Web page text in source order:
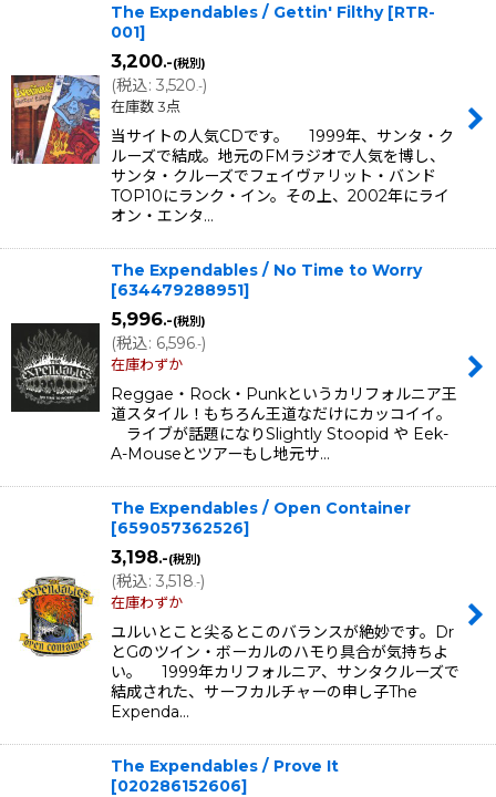
The Expendables / Gettin' Filthy [RTR-
001]
3,200.-(税別)
(税込: 3,520.-)
在庫数 3点
当サイトの人気CDです。 1999年、サンタ・ク
ルーズで結成。地元のFMラジオで人気を博し、
サンタ・クルーズでフェイヴァリット・バンド
TOP10にランク・イン。その上、2002年にライ
オン・エンタ…
The Expendables / No Time to Worry
[634479288951]
5,996.-(税別)
(税込: 6,596.-)
在庫わずか
Reggae・Rock・Punkというカリフォルニア王
道スタイル！もちろん王道なだけにカッコイイ。
ライブが話題になりSlightly Stoopid や Eek-
A-Mouseとツアーもし地元サ…
The Expendables / Open Container
[659057362526]
3,198.-(税別)
(税込: 3,518.-)
在庫わずか
ユルいとこと尖るとこのバランスが絶妙です。Dr
とGのツイン・ボーカルのハモり具合が気持ちよ
い。 1999年カリフォルニア、サンタクルーズで
結成された、サーフカルチャーの申し子The
Expenda…
The Expendables / Prove It
[020286152606]